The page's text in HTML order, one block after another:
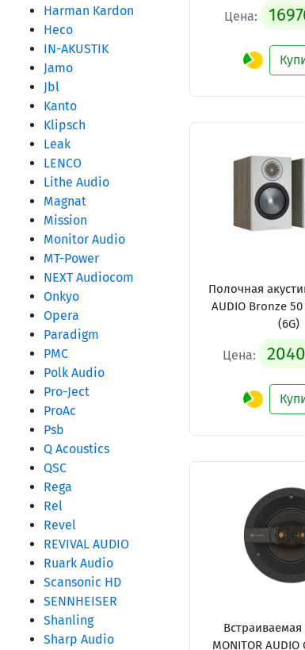
Harman Kardon
Heco
IN-AKUSTIK
Jamo
Jbl
Kanto
Klipsch
Leak
LENCO
Lithe Audio
Magnat
Mission
Monitor Audio
MT-Power
NEXT Audiocom
Onkyo
Opera
Paradigm
PMC
Polk Audio
Pro-Ject
ProAc
Psb
Q Acoustics
QSC
Rega
Rel
Revel
REVIVAL AUDIO
Ruark Audio
Scansonic HD
SENNHEISER
Shanling
Sharp Audio
Цена:
Полочная
AUDIO Bronze
(6G)
Цена:
Встраиваемая
MONITOR AUDIO